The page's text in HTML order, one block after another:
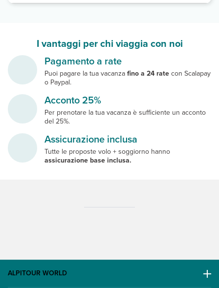
I vantaggi per chi viaggia con noi
Pagamento a rate
Puoi pagare la tua vacanzafino a 24 ratecon Scalapay
o Paypal.
Acconto 25%
Per prenotare la tua vacanza è sufficiente un acconto
del 25%.
Assicurazione inclusa
Tutte le proposte volo + soggiorno hanno
assicurazione base inclusa.
ALPITOUR WORLD